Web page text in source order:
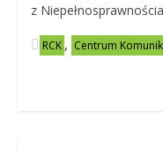
z
RCK , Centrum